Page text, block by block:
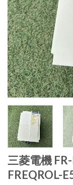
三菱電機
FREQROL-